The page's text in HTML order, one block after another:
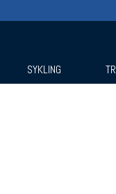
SYKLING